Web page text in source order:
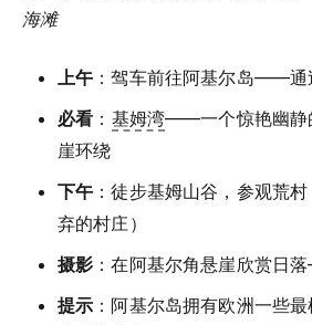
海滩
上午 ：驾车前往阿基尔岛——通
必看 ： 基姆湾——一个惊艳幽静
崖环绕
下午 ：徒步基姆山谷，参观荒
弃的村庄）
摄影 ：在阿基尔角悬崖欣赏日
提示 ：阿基尔岛拥有欧洲一些